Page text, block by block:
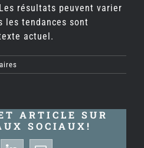
résultats peuvent varier
les tendances sont
actuel.
ARTICLE SUR
SOCIAUX!